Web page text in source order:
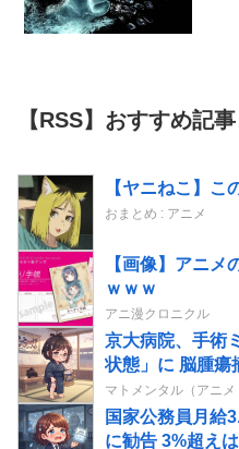
【RSS】おすすめ記事
【ヤニねこ】こ
おまとめ : アニメ
【画像】アニメ
ｗｗｗ
アニ漫クロニクル
京大病院、手術
状態」に 脳腫瘍
摘出してしまう
マトメンタル（アニメ
国家公務員月給
に勧告 3%超え